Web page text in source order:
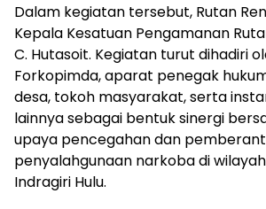
Dalam kegiatan tersebut, Rutan
Kepala Kesatuan Pengamanan
C. Hutasoit. Kegiatan turut dihadiri
Forkopimda, aparat penegak
desa, tokoh masyarakat, serta
lainnya sebagai bentuk sinergi
upaya pencegahan dan
penyalahgunaan narkoba di
Indragiri Hulu.